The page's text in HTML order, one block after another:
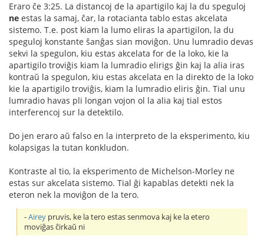
Eraro ĉe 3:25. La distancoj de la apartigilo kaj la du speguloj
ne estas la samaj, ĉar, la rotacianta tablo estas akcelata
sistemo. T.e. post kiam la lumo eliras la apartigilon, la du
speguloj konstante ŝanĝas sian moviĝon. Unu lumradio devas
sekvi la spegulon, kiu estas akcelata for de la loko, kie la
apartigilo troviĝis kiam la lumradio elirigs ĝin kaj la alia iras
kontraŭ la spegulon, kiu estas akcelata en la direkto de la loko
kie la apartigilo troviĝis, kiam la lumradio eliris ĝin. Tial unu
lumradio havas pli longan vojon ol la alia kaj tial estos
interferencoj sur la detektilo.
Do jen eraro aŭ falso en la interpreto de la eksperimento, kiu
kolapsigas la tutan konkludon.
Kontraste al tio, la eksperimento de Michelson-Morley ne
estas sur akcelata sistemo. Tial ĝi kapablas detekti nek la
eteron nek la moviĝon de la tero.
-Airey pruvis, ke la tero estas senmova kaj ke la etero
moviĝas ĉirkaŭ ni